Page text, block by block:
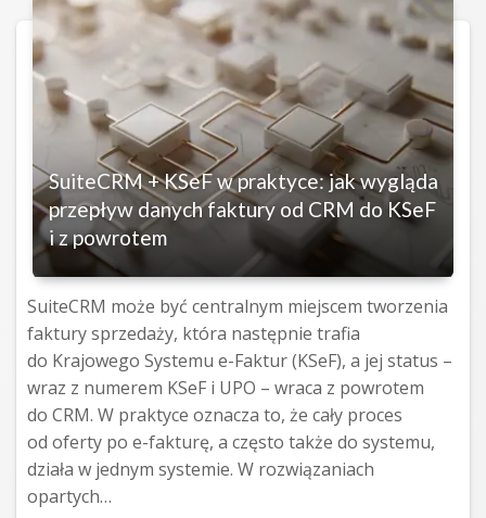
SuiteCRM + KSeF w praktyce: jak wygląda
przepływ danych faktury od CRM do KSeF
i z powrotem
SuiteCRM może być centralnym miejscem tworzenia
faktury sprzedaży, która następnie trafia
do Krajowego Systemu e-Faktur (KSeF), a jej status –
wraz z numerem KSeF i UPO – wraca z powrotem
do CRM. W praktyce oznacza to, że cały proces
od oferty po e-fakturę, a często także do systemu,
działa w jednym systemie. W rozwiązaniach
opartych…